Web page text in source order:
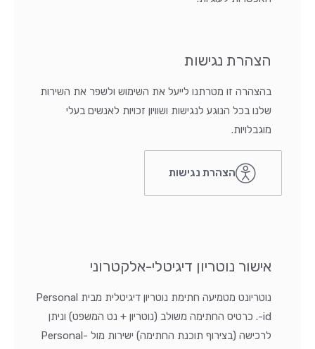
הצהרת נגישות
בהצהרה זו מטרתנו לייעל את השימוש ולשפר את השירות
שלנו בכל הנוגע לנגישות ושוויון זכויות לאנשים בעלי
מוגבלויות.
הצהרת נגישות
אישור נוטריון דיגיטלי-אלקטרוני
נוטריונט מטמיעה חתימת נוטריון דיגיטלית מבית Personal
-id. כרטיס החתימה משולב (נוטריון + נט המשפט) וניתן
לרכישה (בצירוף תוכנת החתימה) ישירות מול Personal-